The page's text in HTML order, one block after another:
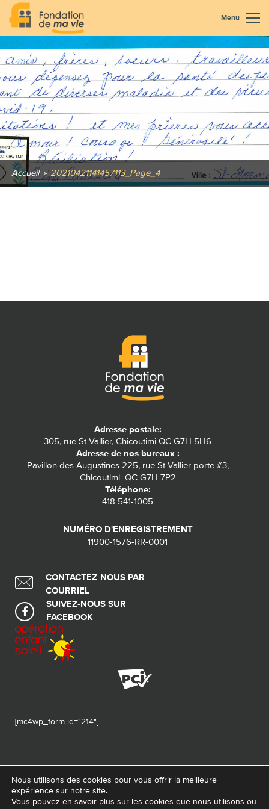
Menu
Accueil » 20210421141457113_Page_4
Adresse postale:
305, rue St-Vallier, Chicoutimi QC G7H 5H6
Adresse de nos bureaux :
Pavillon des Augustines 225, rue St-Vallier porte #3,
Chicoutimi QC G7H 7P2
Téléphone:
418 541-1005
NUMÉRO D'ENREGISTREMENT
11900-1576-RR-0001
CONTACTEZ-NOUS PAR
COURRIEL
SUIVEZ-NOUS SUR
FACEBOOK
[mc4wp_form id="214"]
© 2026 Tous droits réservés - Fondation de ma vie – Pour la santé de la
Nous utilisons des cookies pour vous offrir la meilleure
expérience sur notre site.
Vous pouvez en savoir plus sur les cookies que nous utilisons ou